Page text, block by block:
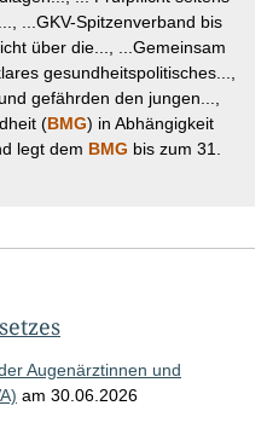
...GKV-Spitzenverband bis
über die..., ...Gemeinsam
gesundheitspolitisches...,
und gefährden den jungen...,
(BMG) in Abhängigkeit
legt dem BMG bis zum 31.
Augenärztinnen und
am 30.06.2026